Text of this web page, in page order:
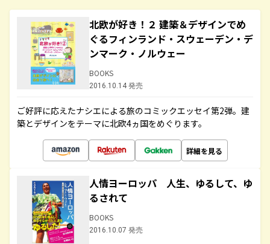
北欧が好き！２ 建築＆デザインでめ
ぐるフィンランド・スウェーデン・デ
ンマーク・ノルウェー
BOOKS
2016.10.14 発売
ご好評に応えたナシエによる旅のコミックエッセイ第2弾。建
築とデザインをテーマに北欧4ヵ国をめぐります。
詳細を見る
人情ヨーロッパ 人生、ゆるして、ゆ
るされて
BOOKS
2016.10.07 発売